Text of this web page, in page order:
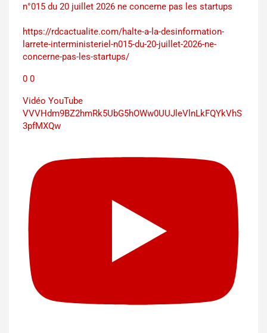
n°015 du 20 juillet 2026 ne concerne pas les startups
https://rdcactualite.com/halte-a-la-desinformation-
larrete-interministeriel-n015-du-20-juillet-2026-ne-
concerne-pas-les-startups/
0 0
Vidéo YouTube
VVVHdm9BZ2hmRk5UbG5hOWw0UUJleVlnLkFQYkVhS
3pfMXQw